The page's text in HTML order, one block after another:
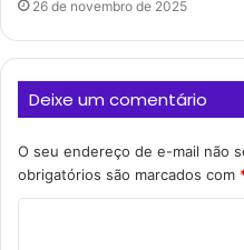
26 de novembro de 2025
Deixe um comentário
O seu endereço de e-mail não
obrigatórios são marcados com